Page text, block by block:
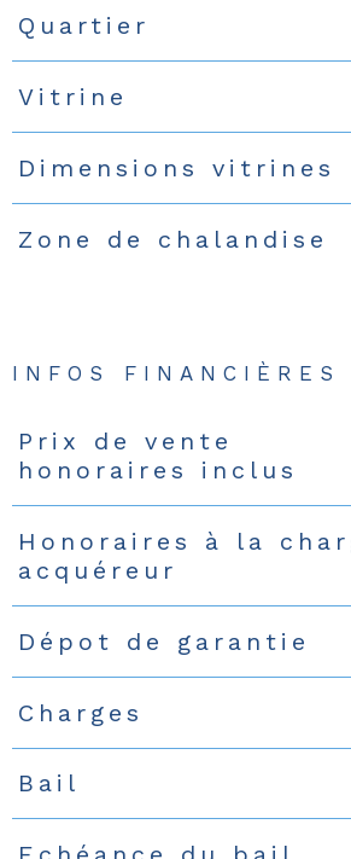
Quartier
Vitrine
Dimensions vitrines
Zone de chalandise
INFOS FINANCIÈRES
Caractéristiques Valeurs
Prix de vente
honoraires inclus
Honoraires à la
acquéreur
Dépot de garantie
Charges
Bail